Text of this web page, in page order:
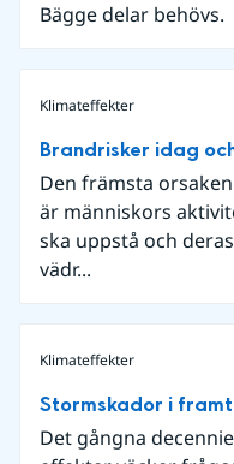
Bägge delar behövs.
Klimateffekter
Brandrisker idag
Den främsta
är människors
ska uppstå och
vädr...
Klimateffekter
Stormskador i
Det gångna